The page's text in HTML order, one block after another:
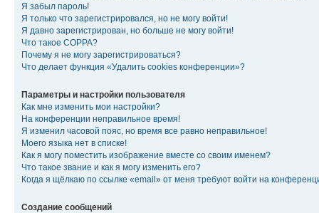
Я забыл пароль!
Я только что зарегистрировался, но не могу войти!
Я давно зарегистрирован, но больше не могу войти!
Что такое COPPA?
Почему я не могу зарегистрироваться?
Что делает функция «Удалить cookies конференции»?
Параметры и настройки пользователя
Как мне изменить мои настройки?
На конференции неправильное время!
Я изменил часовой пояс, но время все равно неправильное!
Моего языка нет в списке!
Как я могу поместить изображение вместе со своим именем?
Что такое звание и как я могу изменить его?
Когда я щёлкаю по ссылке «email» от меня требуют войти на
Создание сообщений